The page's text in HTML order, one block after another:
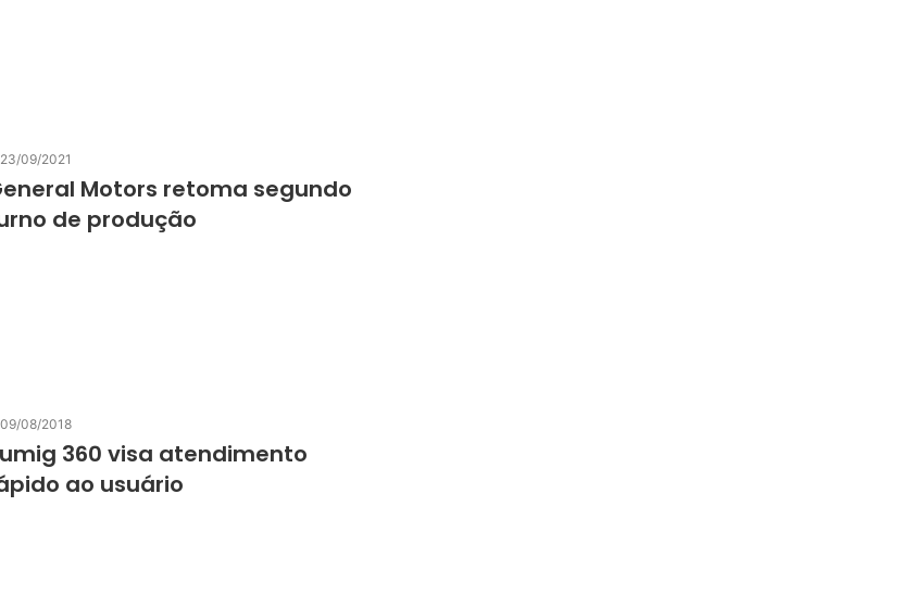
23/09/2021
Motors retoma segundo
de produção
09/08/2018
360 visa atendimento
ao usuário